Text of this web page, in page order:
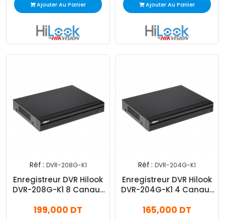
Ajouter Au Panier Ajouter Au Panier
Réf : DVR-208G-K1
Enregistreur DVR Hilook
DVR-208G-K1 8 Canaux
199,000 DT
Réf : DVR-204G-K1
Enregistreur DVR Hilook
DVR-204G-K1 4 Canaux
165,000 DT